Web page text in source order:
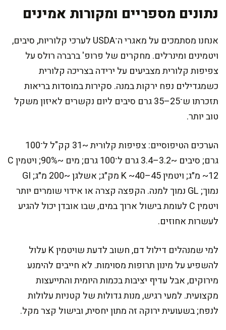
נתונים מספריים ומקורות אמינים
אנחנו מסתמכים על מאגרי ה־USDA לערכי קלוריות, סיבים,
ויטמינים ומינרלים. מחקרים של פרופ' ברברה רולס על
צפיפות קלורית מצביעים על ירידה בצריכה קלורית
כשמגדילים נפח ירקות במנה. סקירות במוסדות בריאות
תזכרתו ש־25–35 גרם סיבים ליום נקשרים לאיזון משקל
טוב יותר.
הערכים הטיפוסיים: צפיפות קלורית ~31 קק"ל ל־100
גרם; סיבים ~3.2–3.4 גרם ל־100 גרם; מים ~90%; ויטמין C
~12 מ״ג; ויטמין K ~40–45 מק״ג; אשלגן ~200 מ״ג; GI
נמוך; GL נמוך למנה. הקפצה קצרה או אידוי שומרים יותר
ויטמין C לעומת בישול ארוך במים, שבו אובדן יכול להגיע
לעשרות אחוזים.
למי שמנהלים דילול דם, חשוב לדעת שויטמין K עלול
להשפיע על מינון תרופות מסוימות. לא חייבים להימנע
מירוקים, אבל עדיף יציבות בכמות היומית והתייעצות
מקצועית. למעי רגיש, מנות גדולות של קטניות עלולות
לנפח; בשעועית ירוקה זה מתון יחסית, ובישול קצר מקל.